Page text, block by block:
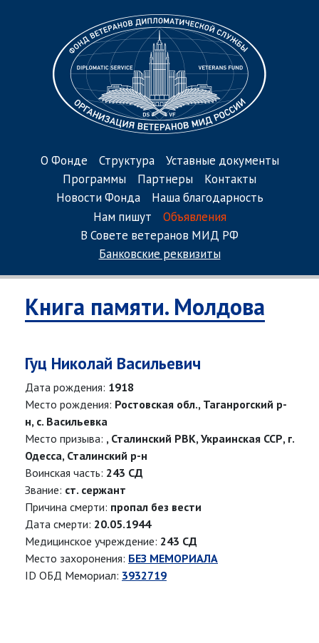
О Фонде Структура
Уставные документы
Программы
Партнеры
Контакты
Новости Фонда
Наша благодарность
Нам пишут
Объявления
В Совете ветеранов МИД РФ
Банковские реквизиты
Книга памяти. Молдова
Гуц Николай Васильевич
Дата рождения: 1918
Место рождения: Ростовская обл., Таганрогский р-
н, с. Васильевка
Место призыва: , Сталинский РВК, Украинская ССР, г.
Одесса, Сталинский р-н
Воинская часть: 243 СД
Звание: ст. сержант
Причина смерти: пропал без вести
Дата смерти: 20.05.1944
Медицинское учреждение: 243 СД
Место захоронения: БЕЗ МЕМОРИАЛА
ID ОБД Мемориал: 3932719